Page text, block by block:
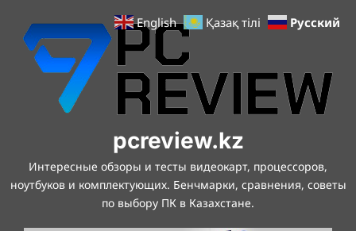
содержимому
pcreview.kz
Интересные обзоры и тесты видеокарт, процессоров,
ноутбуков и комплектующих. Бенчмарки, сравнения, советы
по выбору ПК в Казахстане.
English Қазақ тілі Русский